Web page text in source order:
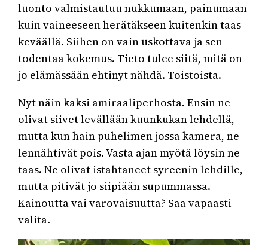
luonto valmistautuu nukkumaan, painumaan
kuin vaineeseen herätäkseen kuitenkin taas
keväällä. Siihen on vain uskottava ja sen
todentaa kokemus. Tieto tulee siitä, mitä on
jo elämässään ehtinyt nähdä. Toistoista.
Nyt näin kaksi amiraaliperhosta. Ensin ne
olivat siivet levällään kuunkukan lehdellä,
mutta kun hain puhelimen jossa kamera, ne
lennähtivät pois. Vasta ajan myötä löysin ne
taas. Ne olivat istahtaneet syreenin lehdille,
mutta pitivät jo siipiään supummassa.
Kainoutta vai varovaisuutta? Saa vapaasti
valita.